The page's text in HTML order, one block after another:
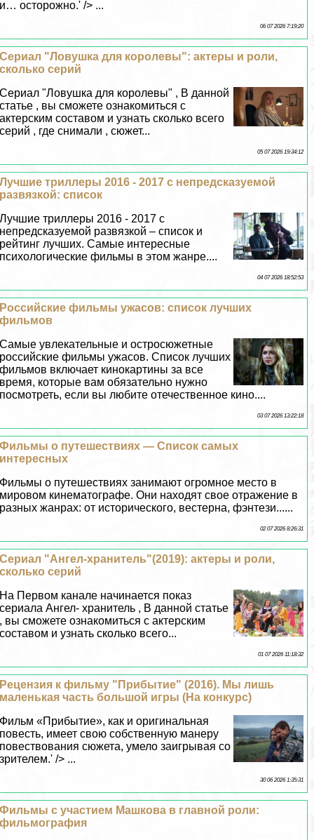
и… осторожно.' /> ...
06 07 2026 7:19:20
Сериал "Ловушка для королевы": актеры и роли,
сколько серий
Сериал "Ловушка для королевы" , В данной
статье , вы сможете ознакомиться с
актерским составом и узнать сколько всего
серий , где снимали , сюжет...
05 07 2026 19:34:12
Лучшие триллеры 2016 - 2017 с непредсказуемой
развязкой: список
Лучшие триллеры 2016 - 2017 с
непредсказуемой развязкой – список и
рейтинг лучших. Самые интересные
психологические фильмы в этом жанре....
04 07 2026 18:52:53
Российские фильмы ужасов: список лучших
фильмов
Самые увлекательные и остросюжетные
российские фильмы ужасов. Список лучших
фильмов включает кинокартины за все
время, которые вам обязательно нужно
посмотреть, если вы любите отечественное кино....
03 07 2026 13:22:18
Фильмы о путешествиях — Список самых
интересных
Фильмы о путешествиях занимают огромное место в
мировом кинематографе. Они находят свое отражение в
разных жанрах: от исторического, вестерна, фэнтези......
02 07 2026 8:26:31
Сериал "Ангел-хранитель"(2019): актеры и роли,
сколько серий
На Первом канале начинается показ
сериала Ангел- хранитель , В данной статье
, вы сможете ознакомиться с актерским
составом и узнать сколько всего...
01 07 2026 11:18:32
Рецензия к фильму "Прибытие" (2016). Мы лишь
маленькая часть большой игры (На конкурс)
Фильм «Прибытие», как и оригинальная
повесть, имеет свою собственную манеру
повествования сюжета, умело заигрывая со
зрителем.' /> ...
30 06 2026 1:35:31
Фильмы с участием Машкова в главной роли:
фильмография